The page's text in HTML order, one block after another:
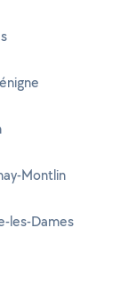
Montlin
les-Dames